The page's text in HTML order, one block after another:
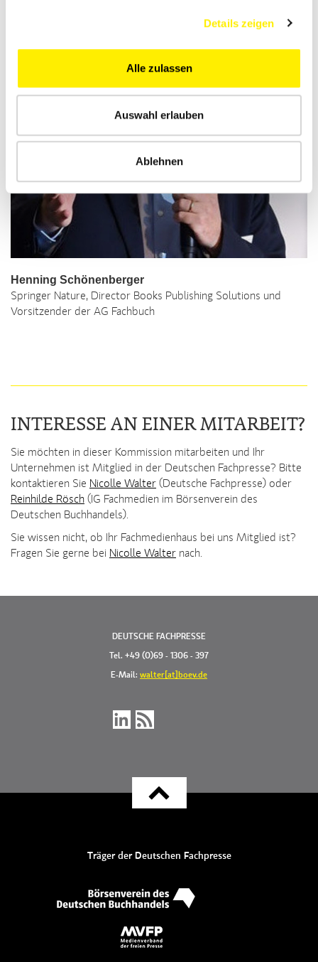
Details zeigen
Alle zulassen
Auswahl erlauben
Ablehnen
Henning Schönenberger
Springer Nature, Director Books Publishing Solutions und
Vorsitzender der AG Fachbuch
INTERESSE AN EINER MITARBEIT?
Sie möchten in dieser Kommission mitarbeiten und Ihr
Unternehmen ist Mitglied in der Deutschen Fachpresse? Bitte
kontaktieren Sie Nicolle Walter (Deutsche Fachpresse) oder
Reinhilde Rösch (IG Fachmedien im Börsenverein des
Deutschen Buchhandels).
Sie wissen nicht, ob Ihr Fachmedienhaus bei uns Mitglied ist?
Fragen Sie gerne bei Nicolle Walter nach.
DEUTSCHE FACHPRESSE
Tel. +49 (0)69 - 1306 - 397
E-Mail: walter[at]boev.de
Träger der Deutschen Fachpresse